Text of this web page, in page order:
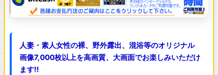
人妻・素人女性の裸、野外露出、混浴等のオリジナル
画像7,000枚以上を高画質、大画面でお楽しみいただけ
ます!!